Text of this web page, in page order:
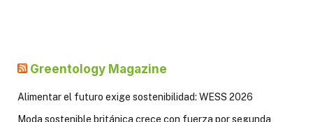
Greentology Magazine
Alimentar el futuro exige sostenibilidad: WESS 2026
Moda sostenible británica crece con fuerza por segunda